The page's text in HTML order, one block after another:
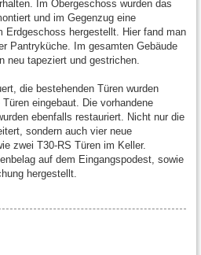
Im Obergeschoss wurden das
und im Gegenzug eine
Erdgeschoss hergestellt. Hier fand man
Pantryküche. Im gesamten Gebäude
neu tapeziert und gestrichen.
die bestehenden Türen wurden
eingebaut. Die vorhandene
ebenfalls restauriert. Nicht nur die
sondern auch vier neue
zwei T30-RS Türen im Keller.
auf dem Eingangspodest, sowie
hergestellt.